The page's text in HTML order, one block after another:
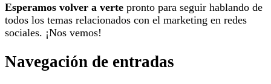
Esperamos volver a verte pronto para seguir hablando de
todos los temas relacionados con el marketing en redes
sociales. ¡Nos vemos!
Navegación de entradas